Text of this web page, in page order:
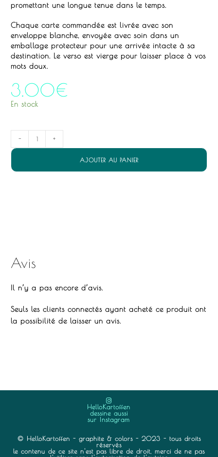
promettant une longue tenue dans le temps.
Chaque carte commandée est livrée avec son
enveloppe blanche, envoyée avec soin dans un
emballage protecteur pour une arrivée intacte à sa
destination. Le verso est vierge pour laisser place à vos
mots doux.
3.00€
En stock
de
-
- +
AJOUTER AU PANIER
Avis
Il n’y a pas encore d’avis.
Seuls les clients connectés ayant acheté ce produit ont
la possibilité de laisser un avis.
HelloKartoffen
dessine aussi
sur Instagram
© HelloKartoffen - graphite & colors - 2023 - tous droits
réservés
le contenu de ce site n'est pas libre de droit, merci de ne pas